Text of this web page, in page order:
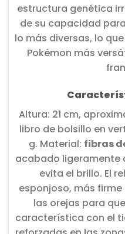
estructura genética
de su capacidad
lo más diversas, lo
Pokémon más
Altura: 21 cm,
libro de bolsillo en
g. Material: fibras
acabado ligeramente
evita el brillo. El
esponjoso, más
las orejas para
característica con el